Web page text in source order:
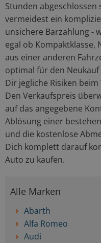
Stunden abgeschlossen
vermeidest ein
unsichere Barzahlung -
egal ob Kompaktklasse,
aus einer anderen
optimal für den
Dir jegliche Risiken
Den Verkaufspreis
auf das angegebene
Ablösung einer
und die kostenlose
Dich komplett darauf
Auto zu kaufen.
Alle Marken
Abarth
Alfa Romeo
Audi